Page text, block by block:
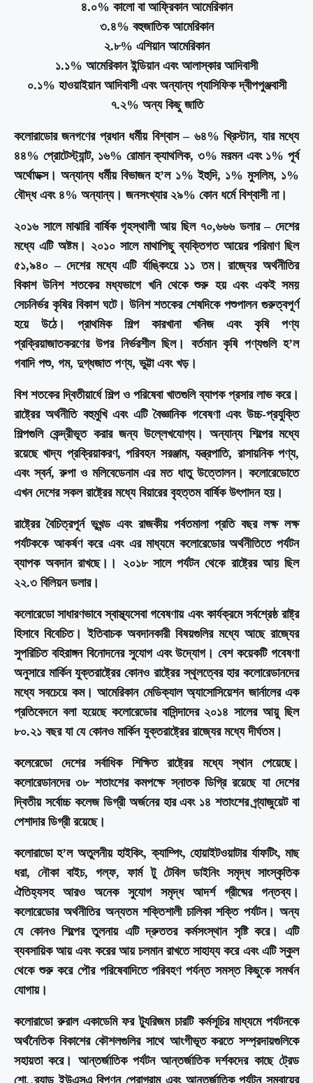
৪.০% কালো বা আফ্রিকান আমেরিকান
৩.৪% বহুজাতিক আমেরিকান
২.৮% এশিয়ান আমেরিকান
১.১% আমেরিকান ইন্ডিয়ান এবং আলাস্কার আদিবাসী
০.১% হাওয়াইয়ান আদিবাসী এবং অন্যান্য প্যাসিফিক দ্বীপপুঞ্জবাসী
৭.২% অন্য কিছু জাতি
কলোরাডোর জনগণের প্রধান ধর্মীয় বিশ্বাস – ৬৪% খ্রিস্টান, যার মধ্যে
৪৪% প্রোটেস্ট্যান্ট, ১৬% রোমান ক্যাথলিক, ৩% মরমন এবং ১% পূর্ব
অর্থোডক্স। অন্যান্য ধর্মীয় বিভাজন হ’ল ১% ইহুদি, ১% মুসলিম, ১%
বৌদ্ধ এবং ৪% অন্যান্য। জনসংখ্যার ২৯% কোন ধর্মে বিশ্বাসী না।
২০১৬ সালে মাঝারি বার্ষিক গৃহস্থালী আয় ছিল ৭০,৬৬৬ ডলার – দেশের
মধ্যে এটি অষ্টম। ২০১০ সালে মাথাপিছু ব্যক্তিগত আয়ের পরিমাণ ছিল
৫১,৯৪০ – দেশের মধ্যে এটি র্যাঙ্কিংয়ে ১১ তম। রাজ্যের অর্থনীতির
বিকাশ উনিশ শতকের মধ্যভাগে খনি থেকে শুরু হয় এবং একই সময়
সেচনির্ভর কৃষির বিকাশ ঘটে। উনিশ শতকের শেষদিকে পশুপালন গুরুত্বপূর্ণ
হয়ে উঠে। প্রাথমিক শিল্প কারখানা খনিজ এবং কৃষি পণ্য
প্রক্রিয়াজাতকরণের উপর নির্ভরশীল ছিল। বর্তমান কৃষি পণ্যগুলি হ’ল
গবাদি পশু, গম, দুগ্ধজাত পণ্য, ভুট্টা এবং খড়।
বিশ শতকের দ্বিতীয়ার্ধে শিল্প ও পরিষেবা খাতগুলি ব্যাপক প্রসার লাভ করে।
রাষ্ট্রের অর্থনীতি বহুমুখি এবং এটি বৈজ্ঞানিক গবেষণা এবং উচ্চ-প্রযুক্তি
শিল্পগুলি কেন্দ্রীভূত করার জন্য উল্লেখযোগ্য। অন্যান্য শিল্পের মধ্যে
রয়েছে খাদ্য প্রক্রিয়াকরণ, পরিবহন সরঞ্জাম, যন্ত্রপাতি, রাসায়নিক পণ্য,
এবং স্বর্ন, রুপা ও মলিবেডেনাম এর মত ধাতু উত্তোলন। কলোরেডোতে
এখন দেশের সকল রাষ্ট্রের মধ্যে বিয়ারের বৃহত্তম বার্ষিক উৎপাদন হয়।
রাষ্ট্রের বৈচিত্রপূর্ন ভূখন্ড এবং রাজকীয় পর্বতমালা প্রতি বছর লক্ষ লক্ষ
পর্যটককে আকর্ষণ করে এবং এর মাধ্যমে কলোরেডোর অর্থনীতিতে পর্যটন
ব্যাপক অবদান রাখছে।। ২০১৮ সালে পর্যটন থেকে রাষ্ট্রের আয় ছিল
২২.৩ বিলিয়ন ডলার।
কলোরেডো সাধারণভাবে স্বাস্থ্যসেবা গবেষণায় এবং কার্যক্রমে সর্বশ্রেষ্ঠ রাষ্ট্র
হিসাবে বিবেচিত। ইতিবাচক অবদানকারী বিষয়গুলির মধ্যে আছে রাজ্যের
সুপরিচিত বহিরাঙ্গন বিনোদনের সুযোগ এবং উদ্যোগ। বেশ কয়েকটি গবেষণা
অনুসারে মার্কিন যুক্তরাষ্ট্রের কোনও রাষ্ট্রের স্থূলত্বের হার কলোরেডানদের
মধ্যে সবচেয়ে কম। আমেরিকান মেডিক্যাল অ্যাসোসিয়েশন জার্নালের এক
প্রতিবেদনে বলা হয়েছে কলোরেডোর বাসিন্দাদের ২০১৪ সালের আয়ু ছিল
৮০.২১ বছর যা যে কোনও মার্কিন যুক্তরাষ্ট্রের রাজ্যের মধ্যে দীর্ঘতম।
কলেরেডো দেশের সর্বাধিক শিক্ষিত রাষ্ট্রের মধ্যে স্থান পেয়েছে।
কলোরেডানদের ৩৮ শতাংশের কমপক্ষে স্নাতক ডিগ্রি রয়েছে যা দেশের
দ্বিতীয় সর্বোচ্চ কলেজ ডিগ্রী অর্জনের হার এবং ১৪ শতাংশের গ্র্যাজুয়েট বা
পেশাদার ডিগ্রী রয়েছে।
কলোরাডো হ’ল অতুলনীয় হাইকিং, ক্যাম্পিং, হোয়াইটওয়াটার র্যাফটিং, মাছ
ধরা, নৌকা বাইচ, গল্ফ, ফার্ম টু টেবিল ডাইনিং সমৃদ্ধ সাংস্কৃতিক
ঐতিহ্যসহ আরও অনেক সুযোগ সমৃদ্ধ আদর্শ গ্রীষ্মের গন্তব্য।
কলোরেডোর অর্থনীতির অন্যতম শক্তিশালী চালিকা শক্তি পর্যটন। অন্য
যে কোনও শিল্পের তুলনায় এটি দ্রুততর কর্মসংস্থান সৃষ্টি করে। এটি
ব্যবসায়িক আয় এবং করের আয় চলমান রাখতে সাহায্য করে এবং এটি স্কুল
থেকে শুরু করে পৌর পরিষেবাদিতে পরিবহণ পর্যন্ত সমস্ত কিছুকে সমর্থন
যোগায়।
কলোরাডো রুরাল একাডেমি ফর ট্যুরিজম চারটি কর্মসূচির মাধ্যমে পর্যটনকে
অর্থনৈতিক বিকাশের কৌশলগুলির সাথে আংগীভূত করতে সম্প্রদায়গুলিকে
সহায়তা করে। আন্তর্জাতিক পর্যটন আন্তর্জাতিক দর্শকদের কাছে ট্রেড
শো, ব্র্যান্ড ইউএসএ বিপণন প্রোগ্রাম এবং আন্তর্জাতিক পর্যটন সমবায়ের